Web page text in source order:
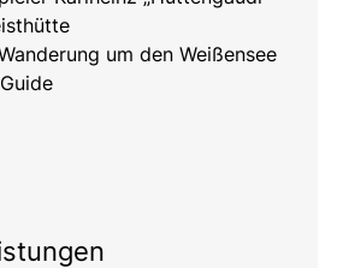
um den Weißensee